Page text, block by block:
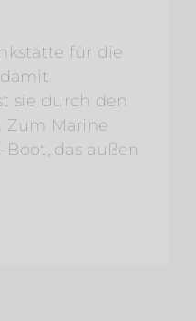
für die
sie durch den
Zum Marine
das außen